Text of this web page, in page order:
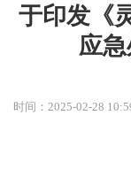
于印发《
应
时间：2025-02-28